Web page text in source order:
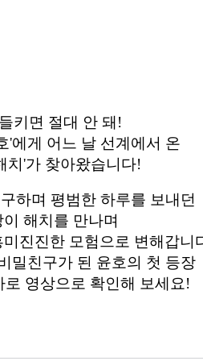
키면 절대 안 돼!
'에게 어느 날 선계에서 온
치'가 찾아왔습니다!
하며 평범한 하루를 보내던
해치를 만나며
진진한 모험으로 변해갑니
밀친구가 된 윤호의 첫 등장
영상으로 확인해 보세요!